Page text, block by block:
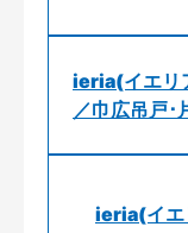
ieria(イエリ
／巾広吊戸･
ieria(イエ